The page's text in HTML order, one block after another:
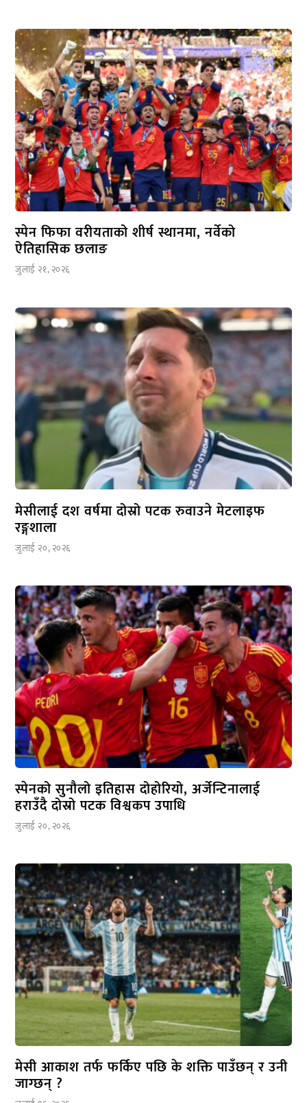
जुलाई २१, २०२६
स्पेन फिफा वरीयताको शीर्ष स्थानमा, नर्वेको
ऐतिहासिक छलाङ
जुलाई २०, २०२६
मेसीलाई दश वर्षमा दोस्रो पटक रुवाउने मेटलाइफ
रङ्गशाला
जुलाई २०, २०२६
स्पेनको सुनौलो इतिहास दोहोरियो, अर्जेन्टिनालाई
हराउँदै दोस्रो पटक विश्वकप उपाधि
मेसी आकाश तर्फ फर्किए पछि के शक्ति पाउँछन् र उनी
जाग्छन् ?